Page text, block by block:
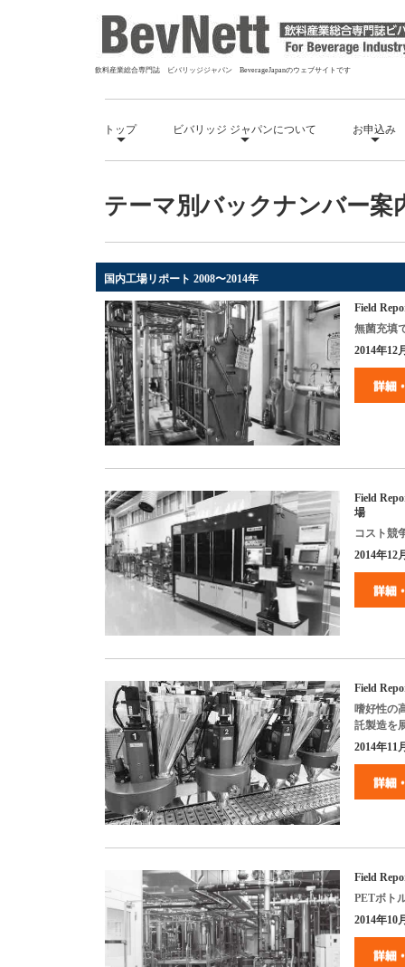
飲料産業総合専門誌 ビバリッジジャパン BeverageJapanのウェブサイトです
トップ ビバリッジ ジャパンについて お申込み
テーマ別バックナンバー案
国内工場リポート 2008〜2014年
Field
無菌充填
2014年12
Field
場
コスト競
2014年12
Field
嗜好性の
託製造を
2014年11
Field
PETボト
2014年10